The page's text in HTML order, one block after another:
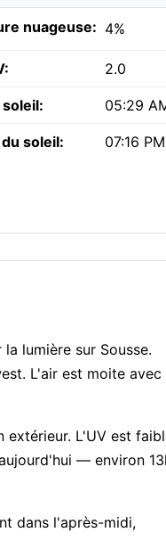
nuageuse: 4%
2.0
05:29
soleil: 07:16 PM
lumière sur Sousse.
L'air est moite avec
L'UV est
— environ
dans l'après-midi,